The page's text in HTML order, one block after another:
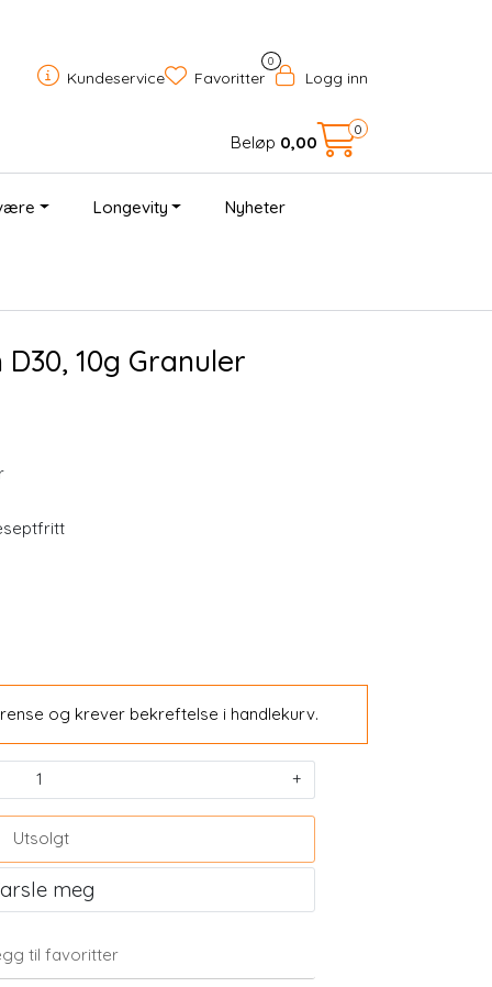
Kundeservice
0
Favoritter Logg inn
Beløp 0,00
0
Longevity Nyheter
B12) 100
Plantforce Synergy Protein Naturell
400g Pulver
Kjøp
10g Granuler
og krever bekreftelse i handlekurv.
+
Utsolgt
meg
til favoritter